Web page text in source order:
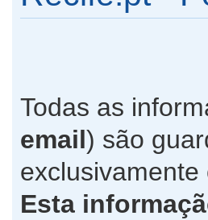
Todas as
email) são
Esta